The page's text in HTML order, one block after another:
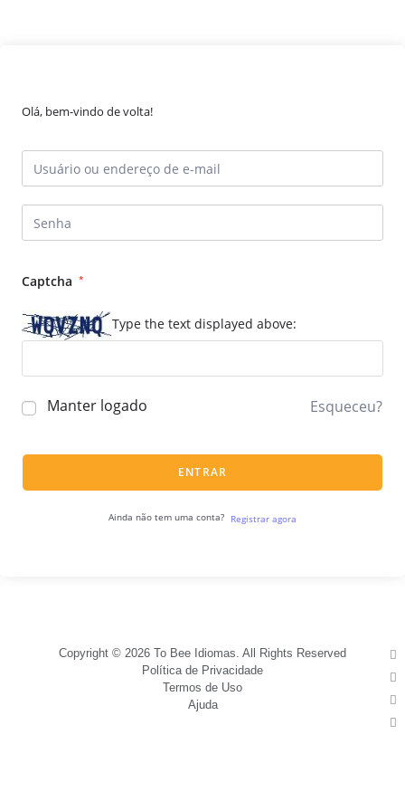
Olá, bem-vindo de volta!
Captcha *
Type the text displayed above:
Manter logado Esqueceu?
ENTRAR
Ainda não tem uma conta? Registrar agora
Copyright © 2026 To Bee Idiomas. All Rights Reserved
Política de Privacidade
Termos de Uso
Ajuda